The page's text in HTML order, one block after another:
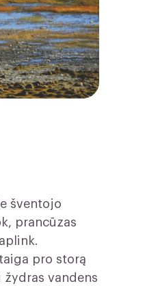
šventojo
prancūzas
pro storą
vandens